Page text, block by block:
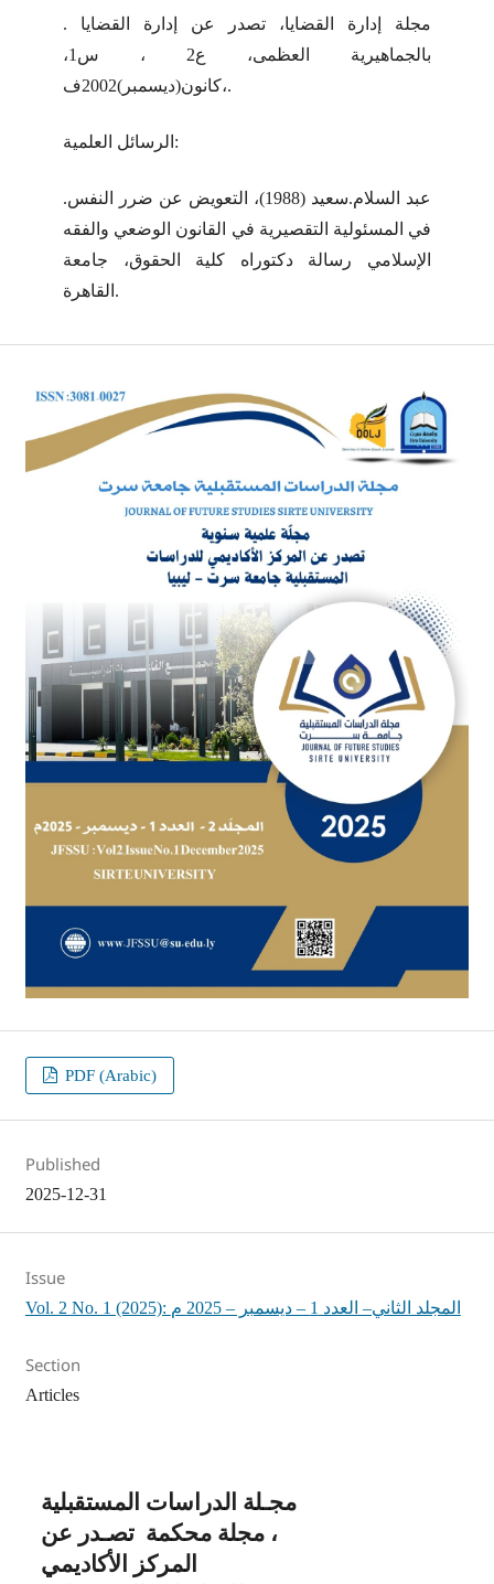
. مجلة إدارة القضايا، تصدر عن إدارة القضايا
بالجماهيرية العظمى، ع2 ، س1،
كانون(ديسمبر)2002ف،.
الرسائل العلمية:
.عبد السلام.سعيد (1988)، التعويض عن ضرر النفس
في المسئولية التقصيرية في القانون الوضعي والفقه
الإسلامي رسالة دكتوراه كلية الحقوق، جامعة
القاهرة.
PDF (Arabic)
Published
2025-12-31
Issue
Vol. 2 No. 1 (2025): المجلد الثاني– العدد 1 – ديسمبر – 2025 م
Section
Articles
مجـلة الدراسات المستقبلية
، مجلة محكمة تصـدر عن
المركز الأكاديمي